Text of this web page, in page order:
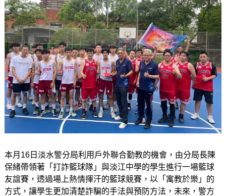
本月16日淡水警分局利用戶外聯合勤教的機會，由分局長陳
保緒帶領著「打詐籃球隊」與淡江中學的學生進行一場籃球
友誼賽，透過場上熱情揮汗的籃球競賽，以「寓教於樂」的
方式，讓學生更加清楚詐騙的手法與預防方法，未來，警方